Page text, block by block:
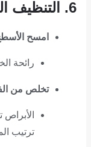
6. التنظيف المستمر
امسح
رائحة
تخلص من
ترتيب